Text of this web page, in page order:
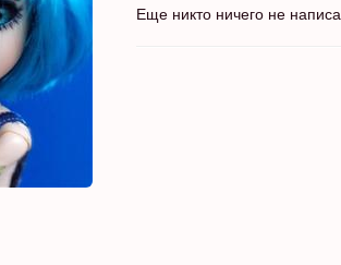
Еще никто ничего не